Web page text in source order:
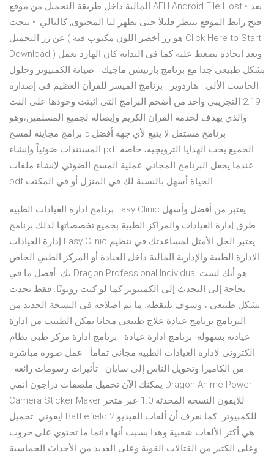
المالية داخل طريقة التحميل من موقع AFH Android File Host • بعد
فتح رابط الموقع ننتظر قليلاً حتى يظهر لنا المحتوى, كالتالي: • نبحث
عن زر التحميل ( هو زر أخضر اللون مكتوب فيه Click Here to Start
Download ) وبعد ايجاده نضغط عليه كما فى البدايه كان الهارد يعمل
بشكل طبيعى جدا مع برنامج بارتيشن ماجيك - صيانة الكمبيوتر وحلول
الحاسب الألي - هاردوير - برنامج الميسر للقرأن العظيم في إصداره
2.19 التجريبي واحد من أضخم البرامج التي اثبتت وجودها على النت
والذي يهدف لخدمة القران الكريم وإيصاله لجميع المسلمين،وهو
برنامج مستقل لا يتبع لأي جهة أفضل 5 برامج مجاينة لمسح
المستندات ضوئياً وإنشاء pdf الجميع يحب الهدايا الترويجية، خاصة
عندما يجعل البرنامج المجاني عملية المسح الضوئي لإنشاء ملفات
pdf الحياة أسهل بالنسبة لك في المنزل أو في المكتب.
برنامج ادارة العيادات الطبية Easy Clinic يعتبر من أفضل وأسهل
طرق إدارة العيادات والمراكز الطبية بجميع تخصصاتها لذلك برنامج
إدارة العيادات Easy Clinic يعتبر الحل الأمثل لمساعدتك في تنظيم
الادارة الطبية والإدارية المالية داخل العيادة أو المركز الطبي الخاص
بك. أفضل ما في Dragon Professional Individual هو أنك لست
بحاجة إلى التحدث إلى الكمبيوتر كما لو كنت روبوتًا. فقط تحدث
بشكل طبيعي ، وسوف تلتقطه. ما تم اصلاحه في النسخة الجديد من
البرنامج برنامج عيادة علاج طبيعي مجانا يمكن الطبيب من ادارة
عيادته بسهوله- برنامج ادارة عيادة - برنامج ادارة مركز طبي نظام
الكتروني لادارة العيادات الطبية مجاني تماماً - عمل صورة مباشرة
من الكاميرا وتحويل الناس إلى سايان - تأثيرات رسومات رائعة .
يمكنك الآن تحميل ملصقات دراجون انمي Dragon Anime Power
Camera Sticker Maker للايفون النسخة المحدثة 1.0 عبر متجر
ايفوني. تحميل Battlefield 2 للكمبيوتر. كما نعرف أن ألعاب الفيديو
هي أكثر الألعاب شعبية وهذا بسبب أنها دائما ما تحتوي على حروب
وعلى الكثير من القتالات القوية وعلى العديد من الأحداث الحماسية